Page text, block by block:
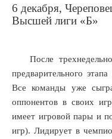
6 декабря,
Высшей лиги «Б»
После
предварительного
Все команды уже
оппонентов в своих
имеет игровой пары и
игр). Лидирует в